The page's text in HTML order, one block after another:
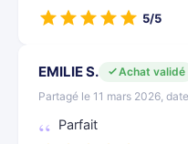
5/5
EMILIE S.
Achat validé
Partagé le 11 mars 2026,
Parfait